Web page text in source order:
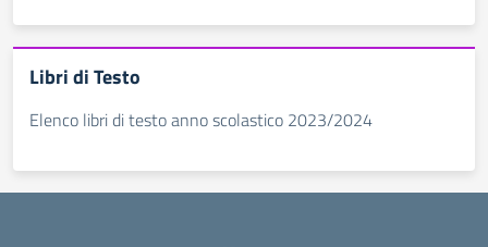
Libri di Testo
Elenco libri di testo anno scolastico 2023/2024